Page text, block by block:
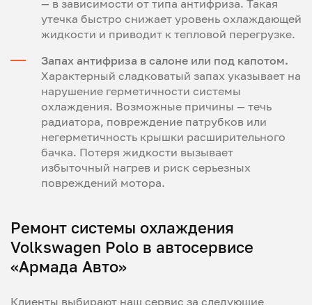
— в зависимости от типа антифриза. Такая
утечка быстро снижает уровень охлаждающей
жидкости и приводит к тепловой перегрузке.
Запах антифриза в салоне или под капотом.
Характерный сладковатый запах указывает на
нарушение герметичности системы
охлаждения. Возможные причины — течь
радиатора, повреждение патрубков или
негерметичность крышки расширительного
бачка. Потеря жидкости вызывает
избыточный нагрев и риск серьезных
повреждений мотора.
Ремонт системы охлаждения
Volkswagen Polo в автосервисе
«Армада Авто»
Клиенты выбирают наш сервис за следующие